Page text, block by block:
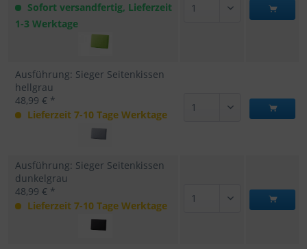
Sofort versandfertig, Lieferzeit
1-3 Werktage
Ausführung: Sieger Seitenkissen
hellgrau
48,99 € *
Lieferzeit 7-10 Tage Werktage
Ausführung: Sieger Seitenkissen
dunkelgrau
48,99 € *
Lieferzeit 7-10 Tage Werktage